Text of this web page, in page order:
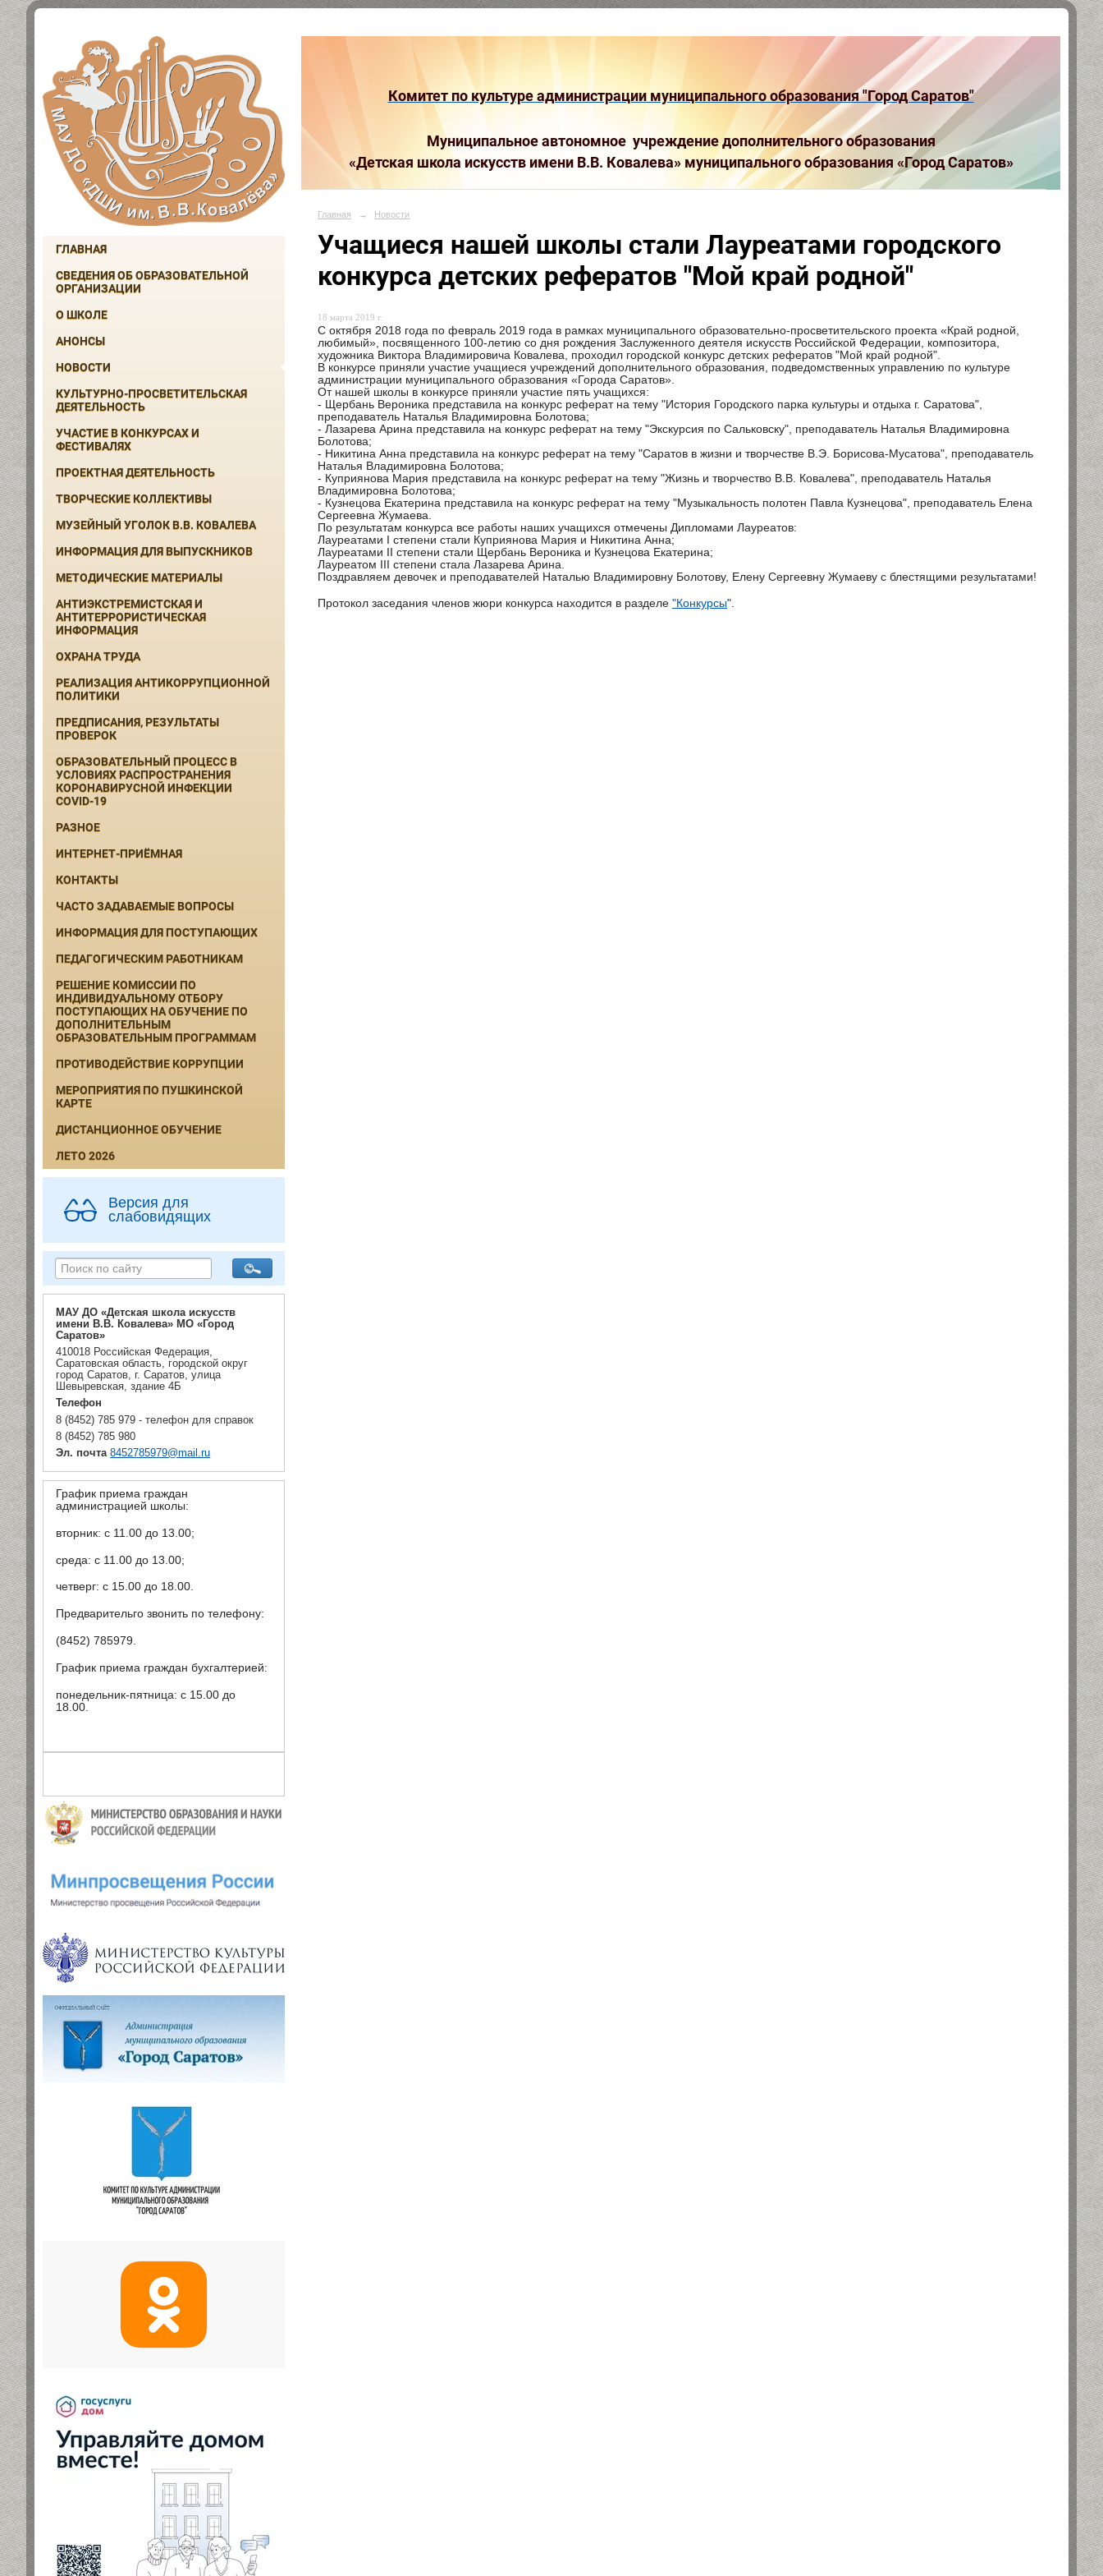
ГЛАВНАЯ
СВЕДЕНИЯ ОБ ОБРАЗОВАТЕЛЬНОЙ
ОРГАНИЗАЦИИ
О ШКОЛЕ
АНОНСЫ
НОВОСТИ
КУЛЬТУРНО-ПРОСВЕТИТЕЛЬСКАЯ
ДЕЯТЕЛЬНОСТЬ
УЧАСТИЕ В КОНКУРСАХ И
ФЕСТИВАЛЯХ
ПРОЕКТНАЯ ДЕЯТЕЛЬНОСТЬ
ТВОРЧЕСКИЕ КОЛЛЕКТИВЫ
МУЗЕЙНЫЙ УГОЛОК В.В. КОВАЛЕВА
ИНФОРМАЦИЯ ДЛЯ ВЫПУСКНИКОВ
МЕТОДИЧЕСКИЕ МАТЕРИАЛЫ
АНТИЭКСТРЕМИСТСКАЯ И
АНТИТЕРРОРИСТИЧЕСКАЯ
ИНФОРМАЦИЯ
ОХРАНА ТРУДА
РЕАЛИЗАЦИЯ АНТИКОРРУПЦИОННОЙ
ПОЛИТИКИ
ПРЕДПИСАНИЯ, РЕЗУЛЬТАТЫ
ПРОВЕРОК
ОБРАЗОВАТЕЛЬНЫЙ ПРОЦЕСС В
УСЛОВИЯХ РАСПРОСТРАНЕНИЯ
КОРОНАВИРУСНОЙ ИНФЕКЦИИ
COVID-19
РАЗНОЕ
ИНТЕРНЕТ-ПРИЁМНАЯ
КОНТАКТЫ
ЧАСТО ЗАДАВАЕМЫЕ ВОПРОСЫ
ИНФОРМАЦИЯ ДЛЯ ПОСТУПАЮЩИХ
ПЕДАГОГИЧЕСКИМ РАБОТНИКАМ
РЕШЕНИЕ КОМИССИИ ПО
ИНДИВИДУАЛЬНОМУ ОТБОРУ
ПОСТУПАЮЩИХ НА ОБУЧЕНИЕ ПО
ДОПОЛНИТЕЛЬНЫМ
ОБРАЗОВАТЕЛЬНЫМ ПРОГРАММАМ
ПРОТИВОДЕЙСТВИЕ КОРРУПЦИИ
МЕРОПРИЯТИЯ ПО ПУШКИНСКОЙ
КАРТЕ
ДИСТАНЦИОННОЕ ОБУЧЕНИЕ
ЛЕТО 2026
Версия для
слабовидящих
МАУ ДО «Детская школа искусств
имени В.В. Ковалева» МО «Город
Саратов»
410018 Российская Федерация,
Саратовская область, городской округ
город Саратов, г. Саратов, улица
Шевыревская, здание 4Б
Телефон
8 (8452) 785 979 - телефон для справок
8 (8452) 785 980
Эл. почта 8452785979@mail.ru
График приема граждан
администрацией школы:
вторник: с 11.00 до 13.00;
среда: с 11.00 до 13.00;
четверг: с 15.00 до 18.00.
Предварительго звонить по телефону:
(8452) 785979.
График приема граждан бухгалтерией:
понедельник-пятница: с 15.00 до
18.00.
Комитет по культуре администрации муниципального образования "Город Саратов"
Муниципальное автономное учреждение дополнительного образования
«Детская школа искусств имени В.В. Ковалева» муниципального образования «Город Саратов»
Главная → Новости
Учащиеся нашей школы стали Лауреатами городского
конкурса детских рефератов "Мой край родной"
18 марта 2019 г.
С октября 2018 года по февраль 2019 года в рамках муниципального образовательно-просветительского проекта «Край родной,
любимый», посвященного 100-летию со дня рождения Заслуженного деятеля искусств Российской Федерации, композитора,
художника Виктора Владимировича Ковалева, проходил городской конкурс детских рефератов "Мой край родной".
В конкурсе приняли участие учащиеся учреждений дополнительного образования, подведомственных управлению по культуре
администрации муниципального образования «Города Саратов».
От нашей школы в конкурсе приняли участие пять учащихся:
- Щербань Вероника представила на конкурс реферат на тему "История Городского парка культуры и отдыха г. Саратова",
преподаватель Наталья Владимировна Болотова;
- Лазарева Арина представила на конкурс реферат на тему "Экскурсия по Сальковску", преподаватель Наталья Владимировна
Болотова;
- Никитина Анна представила на конкурс реферат на тему "Саратов в жизни и творчестве В.Э. Борисова-Мусатова", преподаватель
Наталья Владимировна Болотова;
- Куприянова Мария представила на конкурс реферат на тему "Жизнь и творчество В.В. Ковалева", преподаватель Наталья
Владимировна Болотова;
- Кузнецова Екатерина представила на конкурс реферат на тему "Музыкальность полотен Павла Кузнецова", преподаватель Елена
Сергеевна Жумаева.
По результатам конкурса все работы наших учащихся отмечены Дипломами Лауреатов:
Лауреатами I степени стали Куприянова Мария и Никитина Анна;
Лауреатами II степени стали Щербань Вероника и Кузнецова Екатерина;
Лауреатом III степени стала Лазарева Арина.
Поздравляем девочек и преподавателей Наталью Владимировну Болотову, Елену Сергеевну Жумаеву с блестящими результатами!
Протокол заседания членов жюри конкурса находится в разделе "Конкурсы".